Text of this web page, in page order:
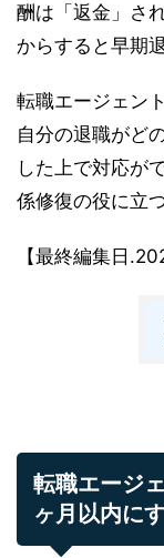
酬は「返金」さ
からすると早期
転職エージェン
自分の退職がど
した上で対応が
係修復の役に立
【最終編集日
転職エージ
ヶ月以内に